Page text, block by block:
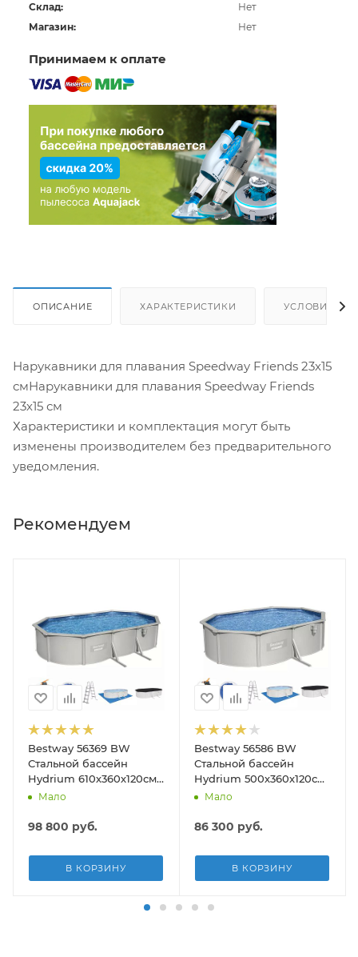
Склад:
Нет
Магазин:
Нет
Принимаем к оплате
ОПИСАНИЕ ХАРАКТЕРИСТИКИ УСЛОВИЯ
Нарукавники для плавания Speedway Friends 23х15
смНарукавники для плавания Speedway Friends
23х15 см
Характеристики и комплектация могут быть
изменены производителем без предварительного
уведомления.
Рекомендуем
Bestway 56369 BW
Стальной бассейн
Hydrium 610х360х120см,
19929л, песч.фил.-нас
подст.
Мало
98 800 руб.
В КОРЗИНУ
Bestway 56586 BW
Стальной бассейн
Hydrium 500х360х120см,
16296л, песч.фил.-нас
подст, попл.-доз
Мало
86 300 руб.
В КОРЗИНУ